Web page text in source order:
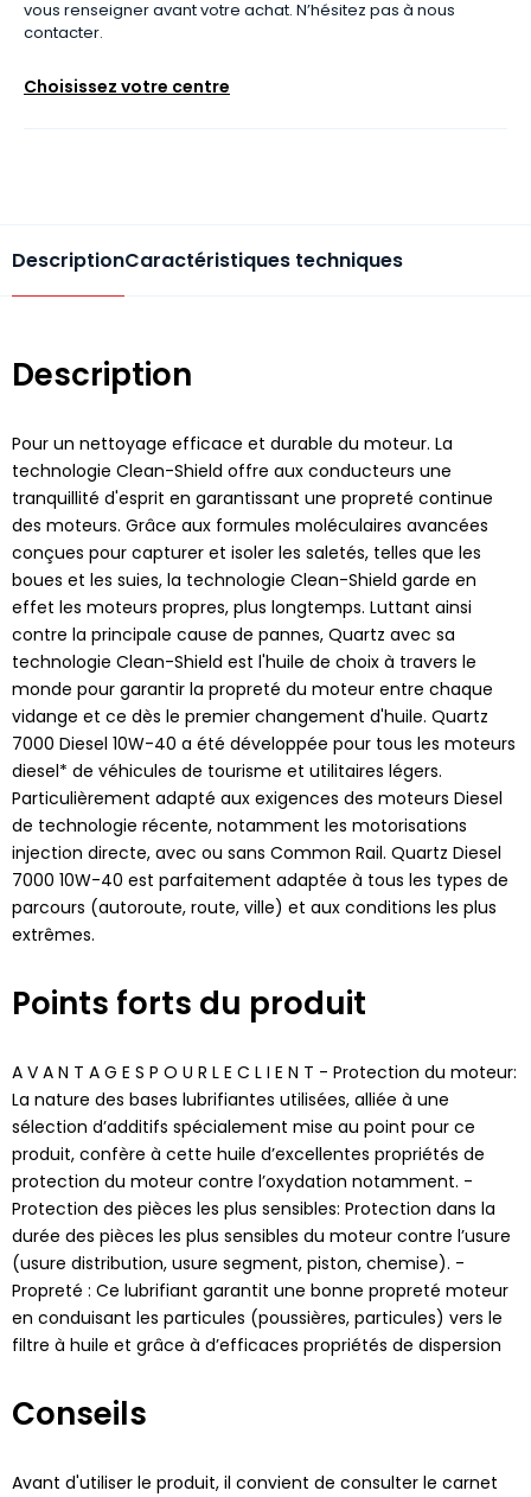
vous renseigner avant votre achat. N’hésitez pas à nous
contacter.
Choisissez votre centre
DescriptionCaractéristiques techniques
Description
Pour un nettoyage efficace et durable du moteur. La
technologie Clean-Shield offre aux conducteurs une
tranquillité d'esprit en garantissant une propreté continue
des moteurs. Grâce aux formules moléculaires avancées
conçues pour capturer et isoler les saletés, telles que les
boues et les suies, la technologie Clean-Shield garde en
effet les moteurs propres, plus longtemps. Luttant ainsi
contre la principale cause de pannes, Quartz avec sa
technologie Clean-Shield est l'huile de choix à travers le
monde pour garantir la propreté du moteur entre chaque
vidange et ce dès le premier changement d'huile. Quartz
7000 Diesel 10W-40 a été développée pour tous les moteurs
diesel* de véhicules de tourisme et utilitaires légers.
Particulièrement adapté aux exigences des moteurs Diesel
de technologie récente, notamment les motorisations
injection directe, avec ou sans Common Rail. Quartz Diesel
7000 10W-40 est parfaitement adaptée à tous les types de
parcours (autoroute, route, ville) et aux conditions les plus
extrêmes.
Points forts du produit
A V A N T A G E S P O U R L E C L I E N T - Protection du moteur:
La nature des bases lubrifiantes utilisées, alliée à une
sélection d’additifs spécialement mise au point pour ce
produit, confère à cette huile d’excellentes propriétés de
protection du moteur contre l’oxydation notamment. -
Protection des pièces les plus sensibles: Protection dans la
durée des pièces les plus sensibles du moteur contre l’usure
(usure distribution, usure segment, piston, chemise). -
Propreté : Ce lubrifiant garantit une bonne propreté moteur
en conduisant les particules (poussières, particules) vers le
filtre à huile et grâce à d’efficaces propriétés de dispersion
Conseils
Avant d'utiliser le produit, il convient de consulter le carnet